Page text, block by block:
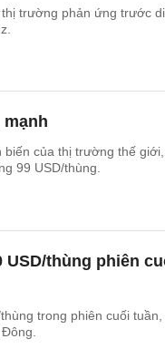
trường phản ứng trước
mạnh
biến của thị trường thế
99 USD/thùng.
USD/thùng phiên
trong phiên cuối tuần,